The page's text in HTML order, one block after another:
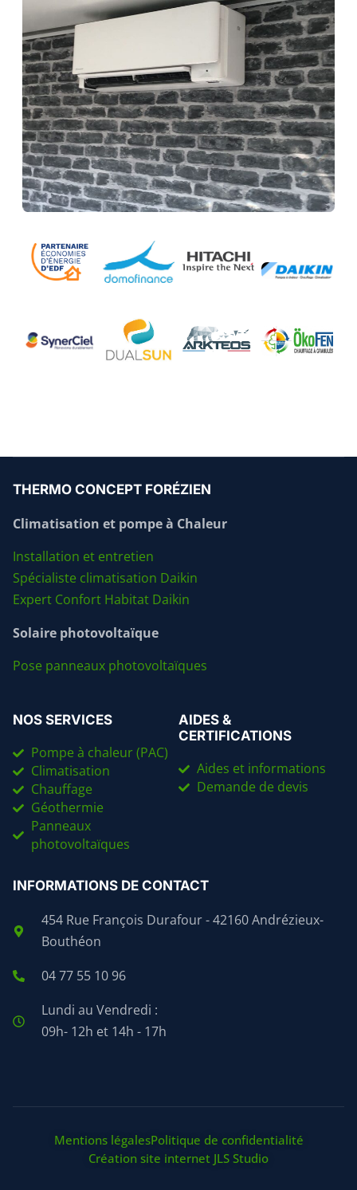
THERMO CONCEPT FORÉZIEN
Climatisation et pompe à Chaleur
Installation et entretien
Spécialiste climatisation Daikin
Expert Confort Habitat Daikin
Solaire photovoltaïque
Pose panneaux photovoltaïques
NOS SERVICES
Pompe à chaleur (PAC)
Climatisation
Chauffage
Géothermie
Panneaux
photovoltaïques
AIDES &
CERTIFICATIONS
Aides et informations
Demande de devis
INFORMATIONS DE CONTACT
454 Rue François Durafour - 42160 Andrézieux-
Bouthéon
04 77 55 10 96
Lundi au Vendredi :
09h- 12h et 14h - 17h
Mentions légalesPolitique de confidentialité
Création site internet JLS Studio